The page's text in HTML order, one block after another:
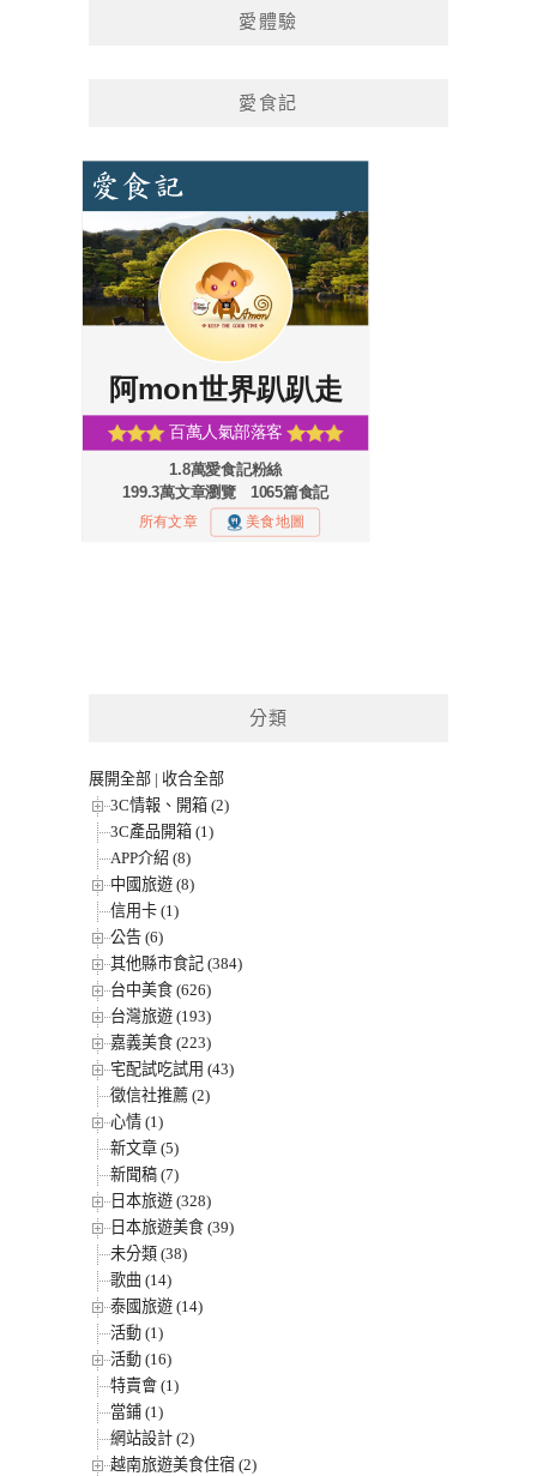
愛體驗
愛食記
分類
展開全部 | 收合全部
3C情報、開箱 (2)
3C產品開箱 (1)
APP介紹 (8)
中國旅遊 (8)
信用卡 (1)
公告 (6)
其他縣市食記 (384)
台中美食 (626)
台灣旅遊 (193)
嘉義美食 (223)
宅配試吃試用 (43)
徵信社推薦 (2)
心情 (1)
新文章 (5)
新聞稿 (7)
日本旅遊 (328)
日本旅遊美食 (39)
未分類 (38)
歌曲 (14)
泰國旅遊 (14)
活動 (1)
活動 (16)
特賣會 (1)
當鋪 (1)
網站設計 (2)
越南旅遊美食住宿 (2)